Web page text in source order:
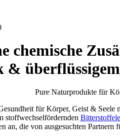
chemische
Pure Naturprodukte für
für Körper, Geist &
stoffwechselfördernden
an, die von ausgesuchten